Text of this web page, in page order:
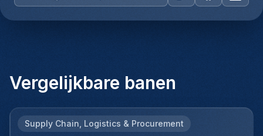
Vergelijkbare banen
Supply Chain, Logistics & Procurement